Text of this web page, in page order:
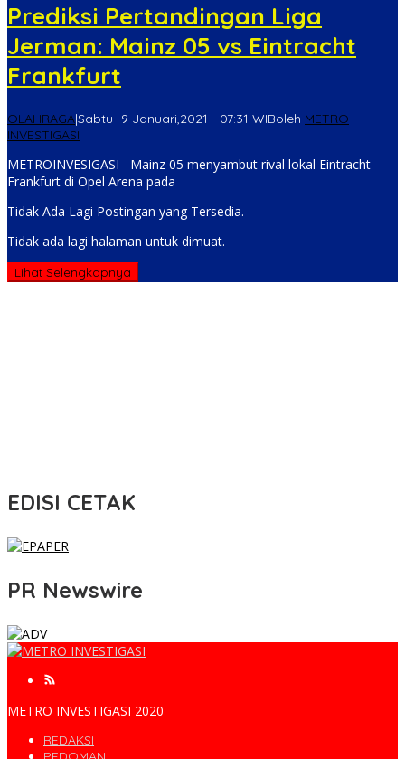
Prediksi Pertandingan Liga
Jerman: Mainz 05 vs Eintracht
Frankfurt
OLAHRAGA|Sabtu- 9 Januari,2021 - 07:31 WIBoleh METRO
INVESTIGASI
METROINVESIGASI– Mainz 05 menyambut rival lokal Eintracht
Frankfurt di Opel Arena pada
Tidak Ada Lagi Postingan yang Tersedia.
Tidak ada lagi halaman untuk dimuat.
Lihat Selengkapnya
EDISI CETAK
PR Newswire
METRO INVESTIGASI 2020
REDAKSI